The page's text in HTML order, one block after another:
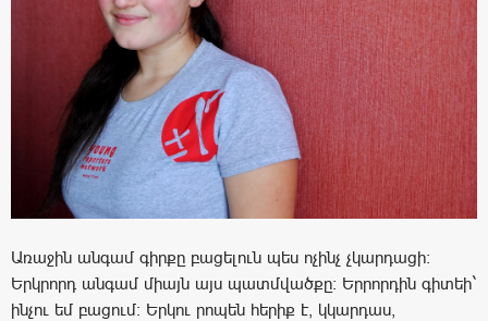
Առաջին անգամ գիրքը բացելուն պես ոչինչ չկարդացի:
Երկրորդ անգամ միայն այս պատմվածքը: Երրորդին գիտեի`
ինչու եմ բացում: Երկու րոպեն հերիք է, կկարդաս,